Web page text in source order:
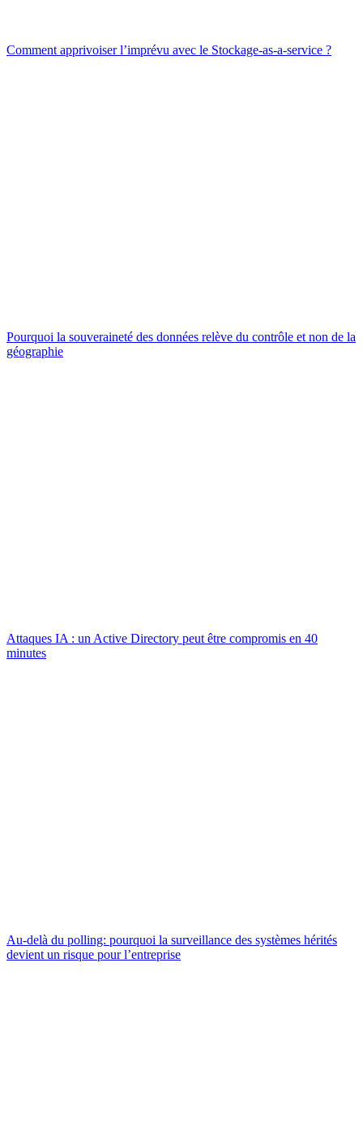
Comment apprivoiser l’imprévu avec le Stockage-as-a-service ?
Pourquoi la souveraineté des données relève du contrôle et non de la
géographie
Attaques IA : un Active Directory peut être compromis en 40
minutes
Au-delà du polling: pourquoi la surveillance des systèmes hérités
devient un risque pour l’entreprise